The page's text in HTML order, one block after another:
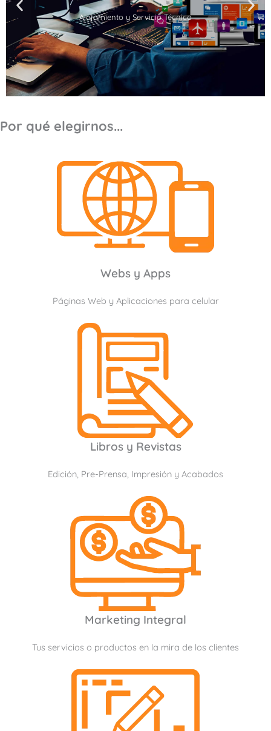
Alojamiento y Servicio Técnico
Por qué elegirnos...
Webs y Apps
Páginas Web y Aplicaciones para celular
Libros y Revistas
Edición, Pre-Prensa, Impresión y Acabados
Marketing Integral
Tus servicios o productos en la mira de los clientes